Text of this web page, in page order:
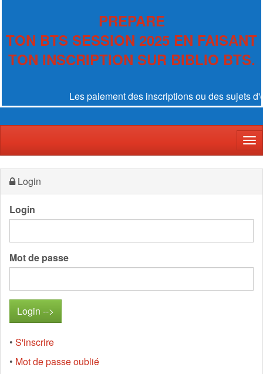
PREPARE
TON BTS SESSION 2025 EN FAISANT
TON INSCRIPTION SUR BIBLIO BTS.
Les paiement des inscriptions ou des sujets
Login
Login
Mot de passe
• S'inscrire
• Mot de passe oublié